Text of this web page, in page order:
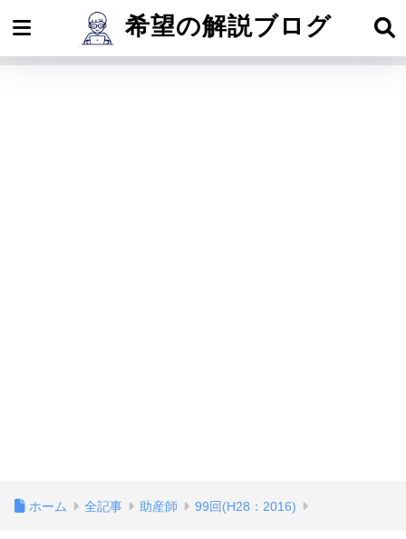
希望の解説ブログ
ホーム 全記事 助産師 99回(H28：2016)